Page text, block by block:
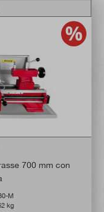
di 4.6 su 5 stelle
700 mm con
M
kg